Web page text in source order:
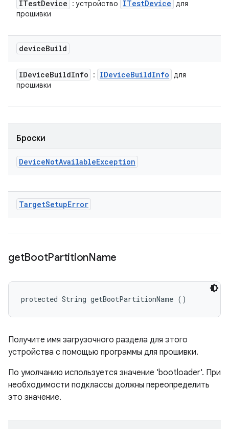
ITestDevice : устройство ITestDevice для
прошивки
deviceBuild
IDeviceBuildInfo : IDeviceBuildInfo для
прошивки
Броски
DeviceNotAvailableException
TargetSetupError
getBootPartitionName
protected String getBootPartitionName ()
Получите имя загрузочного раздела для этого
устройства с помощью программы для прошивки.
По умолчанию используется значение 'bootloader'. При
необходимости подклассы должны переопределить
это значение.